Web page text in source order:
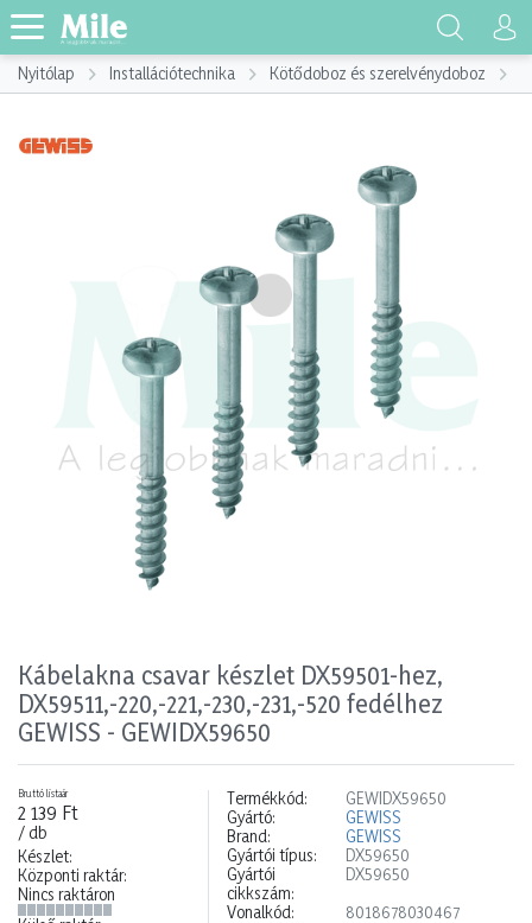
Nyitólap Installációtechnika Kötődoboz és szerelvénydoboz
Kábelakna csavar készlet DX59501-hez,
DX59511,-220,-221,-230,-231,-520 fedélhez
GEWISS - GEWIDX59650
Bruttó listaár
2 139 Ft
/ db
Készlet:
Központi raktár:
Nincs raktáron
Termékkód:
GEWIDX59650
Gyártó:
GEWISS
Brand:
GEWISS
Gyártói típus:
DX59650
Gyártói
cikkszám:
DX59650
Vonalkód:
8018678030467